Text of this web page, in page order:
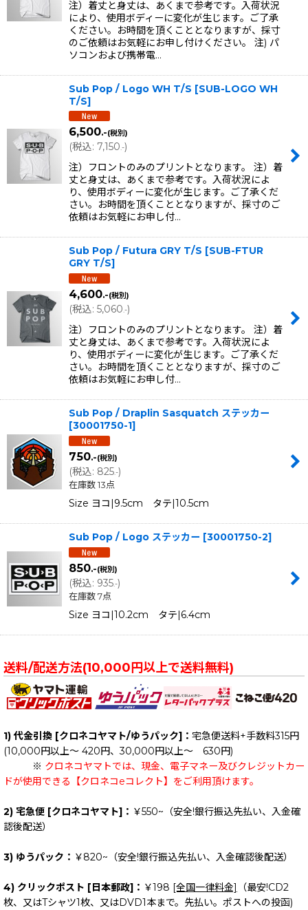
注）着丈と身丈は、あくまで参考です。入荷状況
により、使用ボディーに変化が生じます。ご了承
ください。お時間を頂くこととなりますが、採寸
のご依頼はお気軽にお申し付けください。 注) パ
ソコンおよび携帯電…
Sub Pop / Logo WH T/S [SUB-LOGO WH
T/S]
6,500.-(税別)
(税込: 7,150.-)
注）フロントのみのプリントとなります。 注）着
丈と身丈は、あくまで参考です。入荷状況によ
り、使用ボディーに変化が生じます。ご了承くだ
さい。お時間を頂くこととなりますが、採寸のご
依頼はお気軽にお申し付…
Sub Pop / Futura GRY T/S [SUB-FTUR
GRY T/S]
4,600.-(税別)
(税込: 5,060.-)
注）フロントのみのプリントとなります。 注）着
丈と身丈は、あくまで参考です。入荷状況によ
り、使用ボディーに変化が生じます。ご了承くだ
さい。お時間を頂くこととなりますが、採寸のご
依頼はお気軽にお申し付…
Sub Pop / Draplin Sasquatch ステッカー
[30001750-1]
750.-(税別)
(税込: 825.-)
在庫数 13点
Size ヨコ|9.5cm タテ|10.5cm
Sub Pop / Logo ステッカー [30001750-2]
850.-(税別)
(税込: 935.-)
在庫数 7点
Size ヨコ|10.2cm タテ|6.4cm
送料/配送方法(10,000円以上で送料無料)
1) 代金引換 [クロネコヤマト/ゆうパック]： 宅急便送料+手数料315円
(10,000円以上～ 420円、30,000円以上～ 630円)
※ クロネコヤマトでは、現金、電子マネー及びクレジットカー
ドが使用できる【クロネコeコレクト】をご利用頂けます。
2) 宅急便 [クロネコヤマト]： ￥550~（安全!銀行振込先払い、入金確
認後配送）
3) ゆうパック： ￥820~（安全!銀行振込先払い、入金確認後配送）
4) クリックポスト [日本郵政]： ￥198 [全国一律料金]
（最安!CD2
枚、又はTシャツ1枚、又はDVD1本まで。先払い。ポストへの投函)